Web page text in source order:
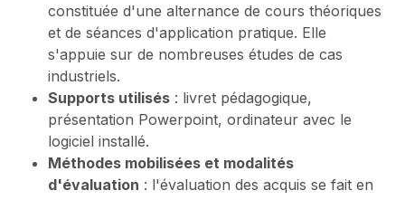
constituée d'une alternance de cours théoriques
et de séances d'application pratique. Elle
s'appuie sur de nombreuses études de cas
industriels.
Supports utilisés : livret pédagogique,
présentation Powerpoint, ordinateur avec le
logiciel installé.
Méthodes mobilisées et modalités
d'évaluation : l'évaluation des acquis se fait en